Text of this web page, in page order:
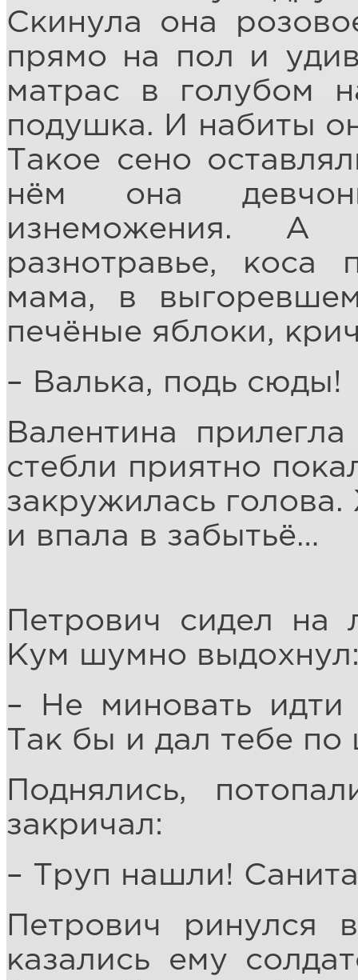
Скинула она
прямо на пол и
матрас в голубом
подушка. И набиты
Такое сено
нём она
изнеможения.
разнотравье, коса
мама, в
печёные яблоки,
– Валька, подь сюды!
Валентина
стебли приятно
закружилась
и впала в забытьё…
Петрович сидел на
Кум шумно
– Не миновать идти
Так бы и дал тебе
Поднялись,
закричал:
– Труп нашли!
Петрович ринулся
казались ему